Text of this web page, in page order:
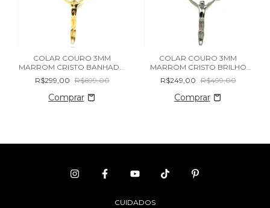
COLAR COURO 3MM
MARROM CRISTO BANHADO
OURO 18K
R$299,00 R$699,00
COLAR COURO 3MM
MARROM CRISTO BRILHO
RÓDIO NEGRO
R$249,00 R$499,00
CUIDADOS